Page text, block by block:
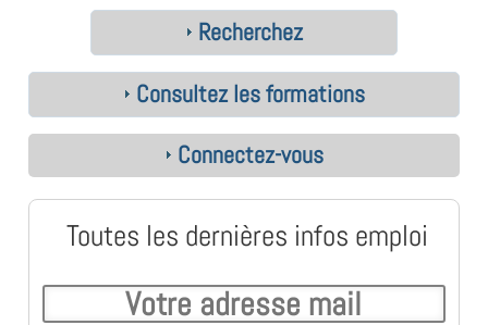
Recherchez
Consultez les formations
Connectez-vous
Toutes les dernières infos emploi